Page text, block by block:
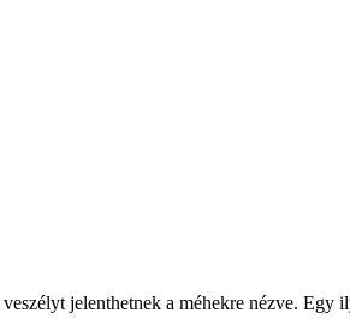
jelenthetnek a méhekre nézve. Egy